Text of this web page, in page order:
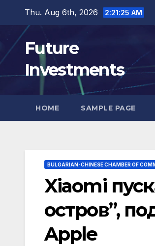
content
Thu. Aug 6th, 2026 2:21:26 AM
Future
Investments
HOME SAMPLE PAGE
BULGARIAN-CHINESE CHAMBER OF
Xiaomi
остров”,
Apple